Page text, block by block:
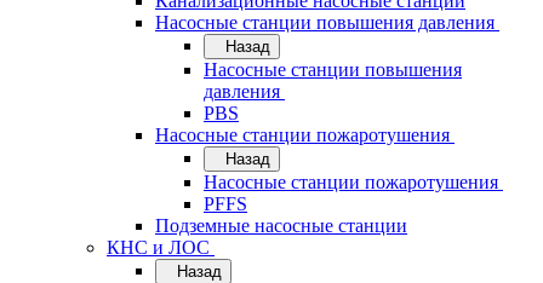
Насосные станции повышения давления
Назад
Насосные станции повышения
давления
PBS
Насосные станции пожаротушения
Назад
Насосные станции пожаротушения
PFFS
Подземные насосные станции
КНС и ЛОС
Назад